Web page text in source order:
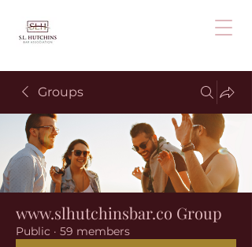
Groups
www.slhutchinsbar.co Group
Public · 59 members